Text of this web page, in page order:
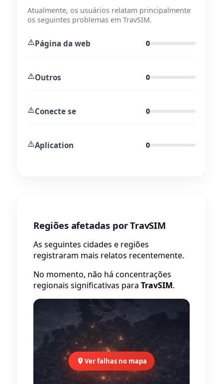
Atualmente, os usuários relatam principalmente
os seguintes problemas em TravSIM.
⚠️Página da web 0
⚠️Outros 0
⚠️Conecte se 0
⚠️Aplication 0
Regiões afetadas por TravSIM
As seguintes cidades e regiões
registraram mais relatos recentemente.
No momento, não há concentrações
regionais significativas para TravSIM.
Ver falhas no mapa